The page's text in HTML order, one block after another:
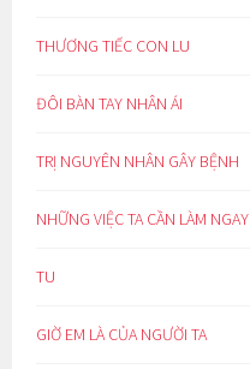
THƯƠNG TIẾC CON LU
ĐÔI BÀN TAY NHÂN ÁI
TRỊ NGUYÊN NHÂN GÂY BỆNH
NHỮNG VIỆC TA CẦN LÀM NGAY
TU
GIỜ EM LÀ CỦA NGƯỜI TA